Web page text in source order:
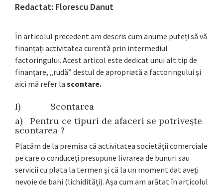
Redactat: Florescu Danut
În articolul precedent am descris cum anume puteți să vă
finanțați activitatea curentă prin intermediul
factoringului. Acest articol este dedicat unui alt tip de
finanțare, „rudă” destul de apropriată a factoringului și
aici mă refer la scontare.
I) Scontarea
a) Pentru ce tipuri de afaceri se potrivește
scontarea ?
Placăm de la premisa că activitatea societății comerciale
pe care o conduceți presupune livrarea de bunuri sau
servicii cu plata la termen și că la un moment dat aveți
nevoie de bani (lichidități). Așa cum am arătat în articolul